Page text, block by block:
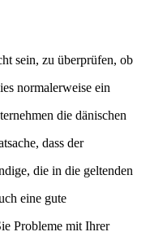
sein, zu überprüfen, ob
normalerweise ein
die dänischen
dass der
die in die geltenden
eine gute
Probleme mit Ihrer